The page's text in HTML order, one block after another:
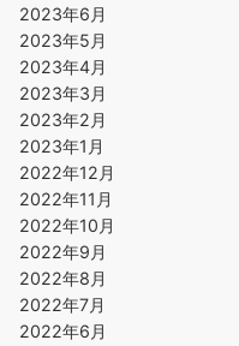
2023年6月
2023年5月
2023年4月
2023年3月
2023年2月
2023年1月
2022年12月
2022年11月
2022年10月
2022年9月
2022年8月
2022年7月
2022年6月